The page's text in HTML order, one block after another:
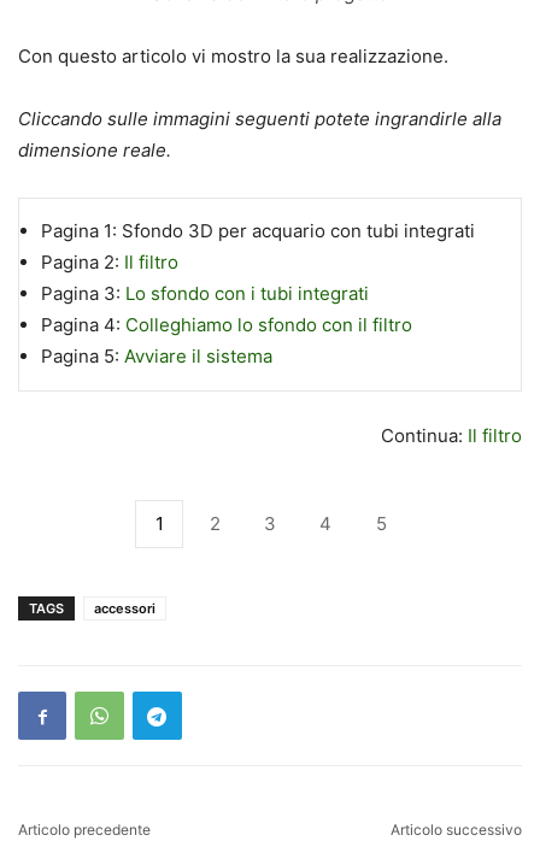
Con questo articolo vi mostro la sua realizzazione.
Cliccando sulle immagini seguenti potete ingrandirle alla
dimensione reale.
Pagina 1: Sfondo 3D per acquario con tubi integrati
Pagina 2: Il filtro
Pagina 3: Lo sfondo con i tubi integrati
Pagina 4: Colleghiamo lo sfondo con il filtro
Pagina 5: Avviare il sistema
Continua: Il filtro
1 2 3 4 5
TAGS accessori
Articolo precedente Articolo successivo